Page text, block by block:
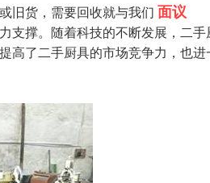
旧货，需要回收就与我们 面议
支撑。随着科技的不断发展，二
高了二手厨具的市场竞争力，也